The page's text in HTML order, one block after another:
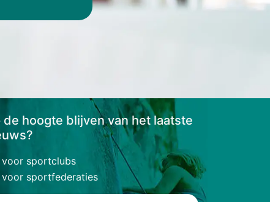
de hoogte blijven van het laatste
voor sportclubs
voor sportfederaties